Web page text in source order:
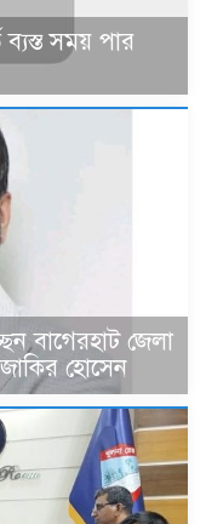
ব্যস্ত সময় পার
বাগেরহাট জেলা
হোসেন